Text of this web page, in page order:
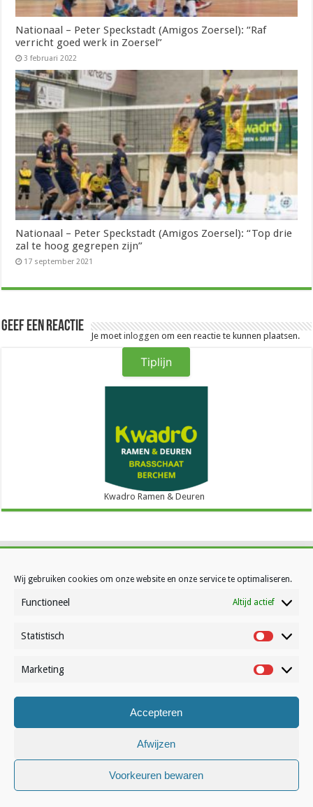
Wij gebruiken cookies om onze website en onze service te optimaliseren.
Functioneel Altijd actief
Statistisch Statistisch
Marketing
Accepteren
Afwijzen
Voorkeuren bewaren
Nationaal – Peter Speckstadt (Amigos Zoersel): “Raf
verricht goed werk in Zoersel”
3 februari 2022
Nationaal – Peter Speckstadt (Amigos Zoersel): “Top drie
zal te hoog gegrepen zijn”
17 september 2021
Geef een reactie
Je moetinloggen om een reactie te kunnen plaatsen.
Tiplijn
Kwadro Ramen & Deuren
Abonneer nu
Algemene voorwaarden|Privacy|Cookies|Disclaimer
Français Nederlands